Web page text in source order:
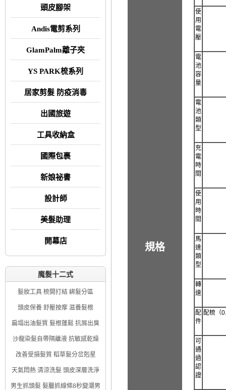
頭皮腳架
Andis電剪系列
GlamPalm離子夾
YS PARK梳系列
居家剪髮 防疫消毒
出國旅遊
工具收納盒
國際包裹
新娘祕書
設計師
美髮助理
開幕店
魔髮十二式
髮妝工具 梳開打結 綁髮分區
頭皮保養 舒壓按摩 滋養髮根
扁塌出油髮質 髮根蓬鬆 抗屑出臭
沙龍染髮自帶隔離液 抗敏感乾燥
改善受損髮質 稻草髮分岔剋星
天氣悶熱 清涼洗髮 頭皮深層洗淨
男生抓頭髮 髮臘抓線條8秒變潮男
規格
使
用
電
壓
電
池
容
量
電
池
類
型
充
電
時
間
使
用
時
間
馬
達
類
型
轉
速
配
件
配梳（
可
通
過
認
證